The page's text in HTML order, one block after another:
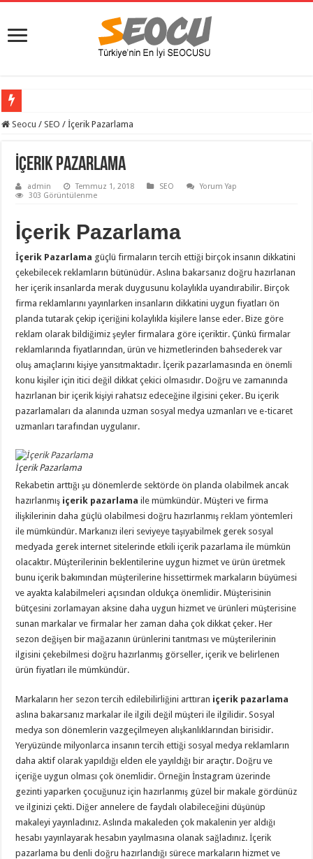
Seocu / SEO / İçerik Pazarlama
İçerik Pazarlama
admin Temmuz 1, 2018 SEO
Yorum Yap
303 Görüntülenme
İçerik Pazarlama
İçerik Pazarlama güçlü firmaların tercih ettiği birçok insanın dikkatini
çekebilecek reklamların bütünüdür. Aslına bakarsanız doğru hazırlanan
her içerik insanlarda merak duygusunu kolaylıkla uyandırabilir. Birçok
firma reklamlarını yayınlarken insanların dikkatini uygun fiyatları ön
planda tutarak çekip içeriğini kolaylıkla kişilere lanse eder. Bize göre
reklam olarak bildiğimiz şeyler firmalara göre içeriktir. Çünkü firmalar
reklamlarında fiyatlarından, ürün ve hizmetlerinden bahsederek var
oluş amaçlarını kişiye yansıtmaktadır. İçerik pazarlamasında en önemli
konu kişiler için itici değil dikkat çekici olmasıdır. Doğru ve zamanında
hazırlanan bir içerik kişiyi rahatsız edeceğine ilgisini çeker. Bu içerik
pazarlamaları da alanında uzman sosyal medya uzmanları ve e-ticaret
uzmanları tarafından uygulanır.
İçerik Pazarlama
Rekabetin arttığı şu dönemlerde sektörde ön planda olabilmek ancak
hazırlanmış içerik pazarlama ile mümkündür. Müşteri ve firma
ilişkilerinin daha güçlü olabilmesi doğru hazırlanmışreklam yöntemleri
ile mümkündür. Markanızı ileri seviyeye taşıyabilmek gerek sosyal
medyada gerek internet sitelerinde etkili içerik pazarlama ile mümkün
olacaktır. Müşterilerinin beklentilerine uygun hizmet ve ürün üretmek
bunu içerik bakımından müşterilerine hissettirmek markaların büyümesi
ve ayakta kalabilmeleri açısından oldukça önemlidir. Müşterisinin
bütçesini zorlamayan aksine daha uygun hizmet ve ürünleri müşterisine
sunan markalar ve firmalar her zaman daha çok dikkat çeker. Her
sezon değişen bir mağazanın ürünlerini tanıtması ve müşterilerinin
ilgisini çekebilmesi doğru hazırlanmış görseller, içerik ve belirlenen
ürün fiyatları ile mümkündür.
Markaların her sezon tercih edilebilirliğini arttıran içerik pazarlama
aslına bakarsanız markalar ile ilgili değil müşteri ile ilgilidir. Sosyal
medya son dönemlerin vazgeçilmeyen alışkanlıklarından birisidir.
Yeryüzünde milyonlarca insanın tercih ettiği sosyal medya reklamların
daha aktif olarak yapıldığı elden ele yayıldığı bir araçtır. Doğru ve
içeriğe uygun olması çok önemlidir. Örneğin İnstagram üzerinde
gezinti yaparken çocuğunuz için hazırlanmış güzel bir makale gördünüz
ve ilginizi çekti. Diğer annelere de faydalı olabileceğini düşünüp
makaleyi yayınladınız. Aslında makaleden çok makalenin yer aldığı
hesabı yayınlayarak hesabın yayılmasına olanak sağladınız. İçerik
pazarlama bu denli doğru hazırlandığı sürece markaların hizmet ve